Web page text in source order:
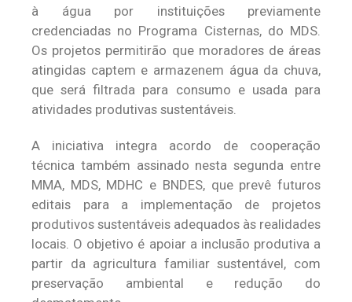
à água por instituições previamente
credenciadas no Programa Cisternas, do MDS.
Os projetos permitirão que moradores de áreas
atingidas captem e armazenem água da chuva,
que será filtrada para consumo e usada para
atividades produtivas sustentáveis.
A iniciativa integra acordo de cooperação
técnica também assinado nesta segunda entre
MMA, MDS, MDHC e BNDES, que prevê futuros
editais para a implementação de projetos
produtivos sustentáveis adequados às realidades
locais. O objetivo é apoiar a inclusão produtiva a
partir da agricultura familiar sustentável, com
preservação ambiental e redução do